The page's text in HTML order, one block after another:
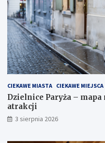
CIEKAWE MIASTA CIEKAWE MIEJSCA
Dzielnice Paryża –
atrakcji
3 sierpnia 2026